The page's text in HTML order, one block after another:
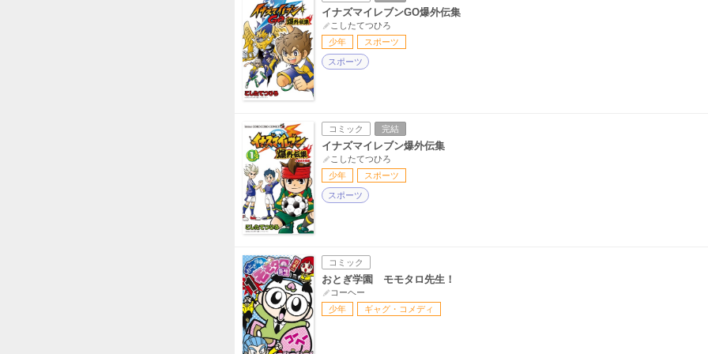
イナズマイレブンGO爆外伝集
こしたてつひろ
少年
スポーツ
スポーツ
コミック 完結
イナズマイレブン爆外伝集
こしたてつひろ
少年
スポーツ
スポーツ
コミック
おとぎ学園 モモタロ先生！
コーヘー
少年
ギャグ・コメディ